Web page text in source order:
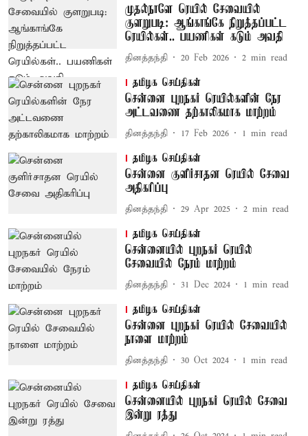
முதல்நாளே ரெயில் சேவையில்
குளறுபடி: ஆங்காங்கே நிறுத்தப்பட்ட
ரெயில்கள்.. பயணிகள் கடும் அவதி
தினத்தந்தி 20 Feb 2026 2 min read
தமிழக செய்திகள்
சென்னை புறநகர் ரெயில்களின் நேர
அட்டவணை தற்காலிகமாக மாற்றம்
தினத்தந்தி 17 Feb 2026 1 min read
தமிழக செய்திகள்
சென்னை குளிர்சாதன ரெயில் சேவை
அதிகரிப்பு
தினத்தந்தி 29 Apr 2025 2 min read
தமிழக செய்திகள்
சென்னையில் புறநகர் ரெயில்
சேவையில் நேரம் மாற்றம்
தினத்தந்தி 31 Dec 2024 1 min read
தமிழக செய்திகள்
சென்னை புறநகர் ரெயில் சேவையில்
நாளை மாற்றம்
தினத்தந்தி 30 Oct 2024 1 min read
தமிழக செய்திகள்
சென்னையில் புறநகர் ரெயில் சேவை
இன்று ரத்து